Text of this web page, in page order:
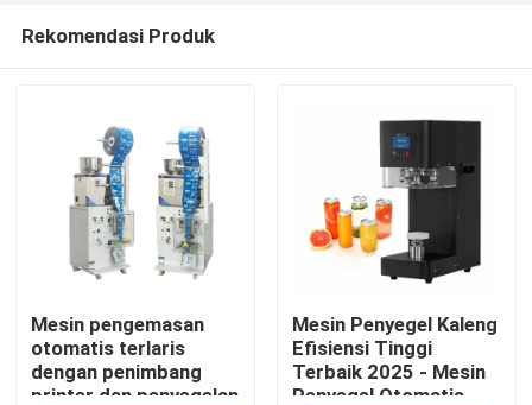
Rekomendasi Produk
Mesin pengemasan
otomatis terlaris
dengan penimbang
printer dan penyegelan
Mesin Penyegel Kaleng
Efisiensi Tinggi
Terbaik 2025 - Mesin
Penyegel Otomatis